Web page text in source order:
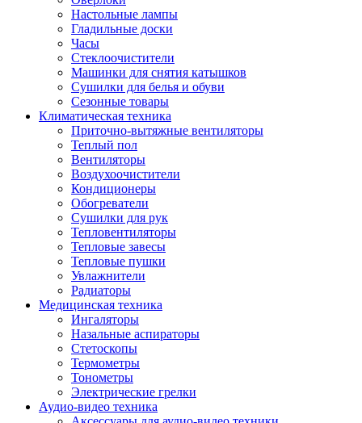
Интерактивные доски
Кронштейны для проекторов
Проекторы
Экраны
Магнитно-маркерные доски
Радиобудильники
Радиоприемники
Саундбары
Системы и компоненты hi-fi
Компоненты hi-fi
Плееры и аксессуары
Плееры
Фото и видеокамеры
Фотоаппараты
Зеркальные фотоаппараты
Экшн-камеры
Аксессуары для фото- видео техники
Штативы
Чехлы и сумки
Другое
Настольные лампы
Гладильные доски
Часы
Стеклоочистители
Машинки для снятия катышков
Сушилки для белья и обуви
Сезонные товары
Климатическая техника
Приточно-вытяжные вентиляторы
Теплый пол
Вентиляторы
Воздухоочистители
Кондиционеры
Обогреватели
Сушилки для рук
Тепловентиляторы
Тепловые завесы
Тепловые пушки
Увлажнители
Радиаторы
Медицинская техника
Ингаляторы
Назальные аспираторы
Стетоскопы
Термометры
Тонометры
Электрические грелки
Аудио-видео техника